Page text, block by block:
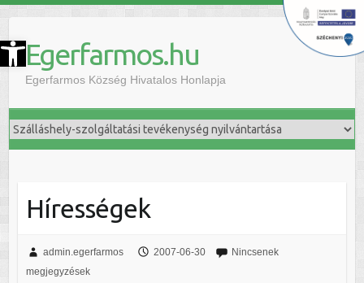
Eszköztár megnyitása Egerfarmos.hu
Egerfarmos Község Hivatalos Honlapja
Hírességek
admin.egerfarmos 2007-06-30
Nincsenek
megjegyzések